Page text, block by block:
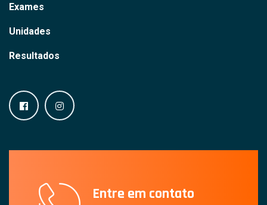
Exames
Unidades
Resultados
Entre em contato